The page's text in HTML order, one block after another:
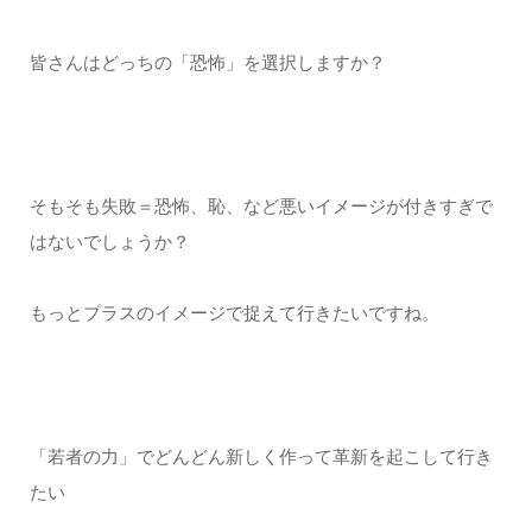
皆さんはどっちの「恐怖」を選択しますか？
そもそも失敗＝恐怖、恥、など悪いイメージが付きすぎで
はないでしょうか？
もっとプラスのイメージで捉えて行きたいですね。
「若者の力」でどんどん新しく作って革新を起こして行き
たい